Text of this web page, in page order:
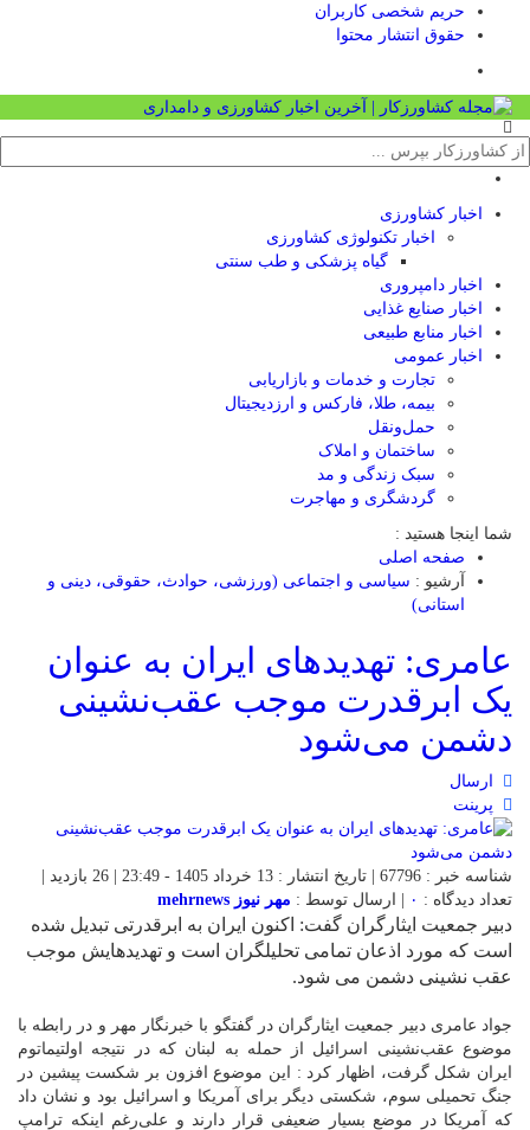
حریم شخصی کاربران
حقوق انتشار محتوا
اخبار کشاورزی
اخبار تکنولوژی کشاورزی
گیاه پزشکی و طب سنتی
اخبار دامپروری
اخبار صنایع غذایی
اخبار منابع طبیعی
اخبار عمومی
تجارت و خدمات و بازاریابی
بیمه، طلا، فارکس و ارزدیجیتال
حمل‌و‌نقل
ساختمان و املاک
سبک زندگی و مد
گردشگری و مهاجرت
شما اینجا هستید :
صفحه اصلی
آرشیو : سیاسی و اجتماعی (ورزشی، حوادث، حقوقی، دینی و
استانی)
عامری: تهدیدهای ایران به عنوان
یک ابرقدرت موجب عقب‌نشینی
دشمن می‌شود
ارسال
پرینت
شناسه خبر : 67796 | تاریخ انتشار : 13 خرداد 1405 - 23:49 | 26 بازدید |
تعداد دیدگاه : ۰ | ارسال توسط : مهر نیوز mehrnews
دبیر جمعیت ایثارگران گفت: اکنون ایران به ابرقدرتی تبدیل شده
است که مورد اذعان تمامی تحلیلگران است و تهدیدهایش موجب
عقب نشینی دشمن می شود.
جواد عامری دبیر جمعیت ایثارگران در گفتگو با خبرنگار مهر و در رابطه با
موضوع عقب‌نشینی اسرائیل از حمله به لبنان که در نتیجه اولتیماتوم
ایران شکل گرفت، اظهار کرد : این موضوع افزون بر شکست پیشین در
جنگ تحمیلی سوم، شکستی دیگر برای آمریکا و اسرائیل بود و نشان داد
که آمریکا در موضع بسیار ضعیفی قرار دارند و علی‌رغم اینکه ترامپ